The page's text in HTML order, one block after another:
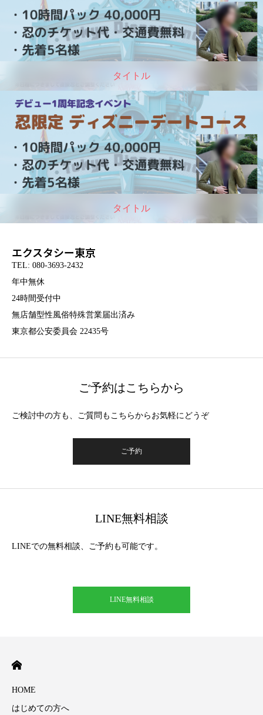
タイトル
タイトル
エクスタシー東京
TEL: 080-3693-2432
年中無休
24時間受付中
無店舗型性風俗特殊営業届出済み
東京都公安委員会 22435号
ご予約はこちらから
ご検討中の方も、ご質問もこちらからお気軽にどうぞ
ご予約
LINE無料相談
LINEでの無料相談、ご予約も可能です。
LINE無料相談
HOME
はじめての方へ